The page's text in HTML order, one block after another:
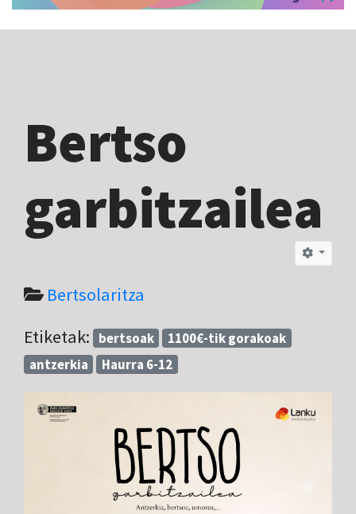
Bertso
garbitzailea
Bertsolaritza
Etiketak: bertsoak
1100€-tik gorakoak
antzerkia
Haurra 6-12